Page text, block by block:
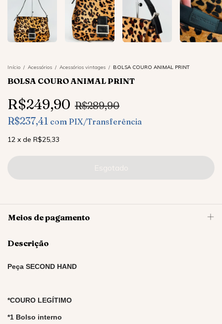
Início / Acessórios / Acessórios vintages / BOLSA COURO ANIMAL PRINT
BOLSA COURO ANIMAL PRINT
R$249,90 R$289,90
R$237,41 com PIX/Transferência
12 x de R$25,33
Meios de pagamento
Descrição
Peça SECOND HAND
*COURO LEGÍTIMO
*1 Bolso interno